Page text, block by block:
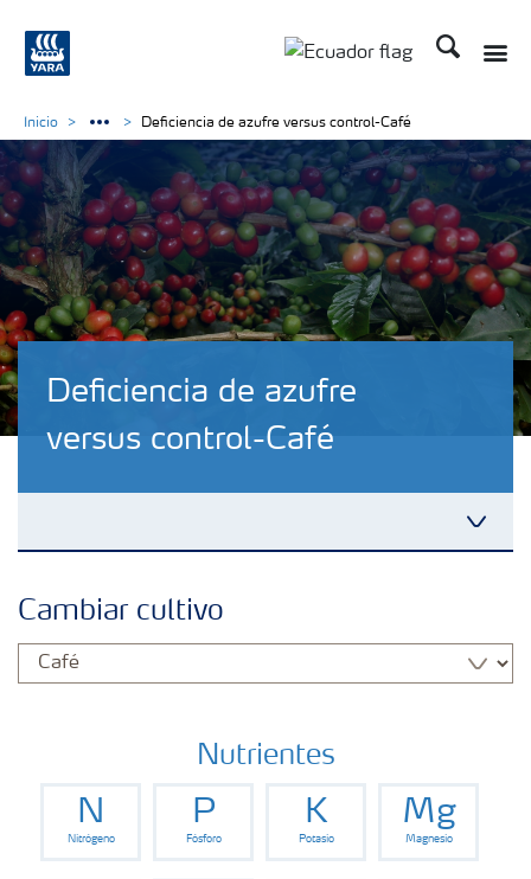
Buscar
Deficiencia de azufre
versus control-Café
Portafolio de Agricultura Digital
Almacenaje y manejo de fertilizantes
Cultivos
Inicio Deficiencia de azufre versus control-Café
Cambiar cultivo
Nutrientes
N
Nitrógeno
P
Fósforo
K
Potasio
Mg
Magnesio